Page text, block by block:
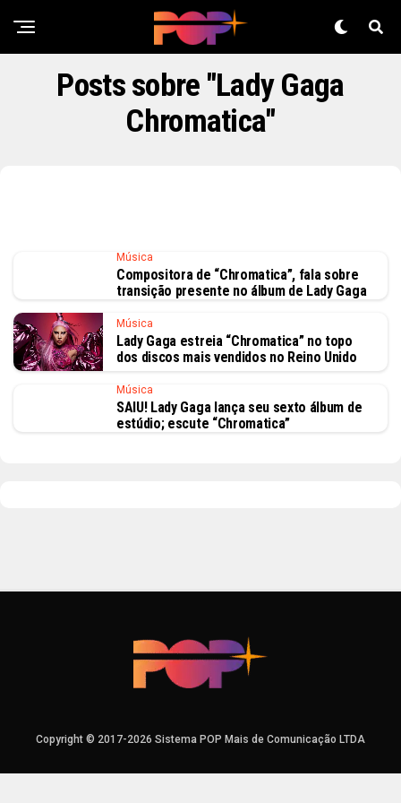
Posts sobre "Lady Gaga
Chromatica"
Música
Compositora de “Chromatica”, fala sobre
transição presente no álbum de Lady Gaga
Música
Lady Gaga estreia “Chromatica” no topo
dos discos mais vendidos no Reino Unido
Música
SAIU! Lady Gaga lança seu sexto álbum de
estúdio; escute “Chromatica”
Copyright © 2017-2026 Sistema POP Mais de Comunicação LTDA